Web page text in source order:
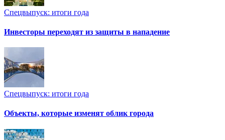
Спецвыпуск: итоги года
Инвесторы переходят из защиты в нападение
Спецвыпуск: итоги года
Объекты, которые изменят облик города